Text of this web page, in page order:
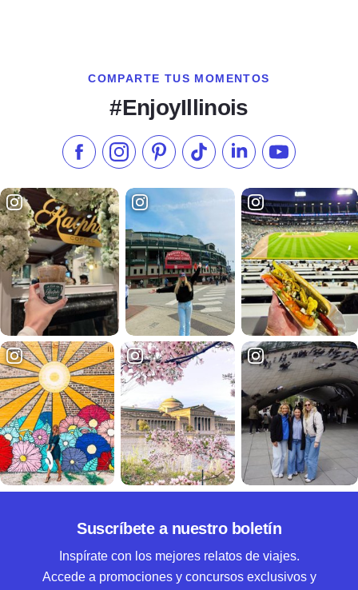
COMPARTE TUS MOMENTOS
#EnjoyIllinois
Síganos en Facebook
Síganos en Instagram
Visite nuestro Pinterest
Síganos en TikTok
Síganos en LinkedIn
Suscríbase a
Suscríbete a nuestro boletín
Inspírate con los mejores relatos de viajes.
Accede a promociones y concursos exclusivos y